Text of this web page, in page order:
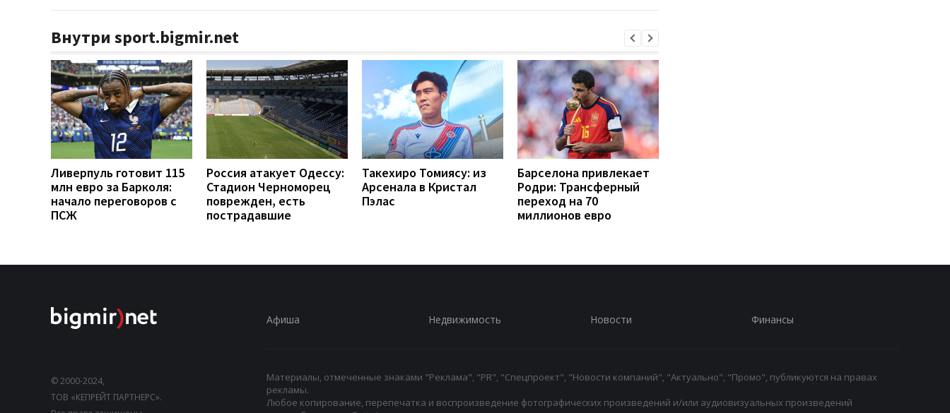
Внутри sport.bigmir.net
Ливерпуль готовит 115
млн евро за Барколя:
начало переговоров с
ПСЖ
Россия атакует Одессу:
Стадион Черноморец
поврежден, есть
пострадавшие
Такехиро Томиясу: из
Арсенала в Кристал
Пэлас
Барселона привлекает
Родри: Трансферный
переход на 70
миллионов евро
© 2000-2024,
ТОВ «КЕПРЕЙТ ПАРТНЕРС».
Афиша Недвижимость Новости Финансы
Материалы, отмеченные знаками "Реклама", "PR", "Спецпроект", "Новости компаний", "Актуально", "Промо", публикуются на правах
рекламы.
Любое копирование, перепечатка и воспроизведение фотографических произведений и/или аудиовизуальных произведений